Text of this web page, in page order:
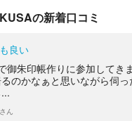
の新着口コミ
良い
御朱印帳作りに参加してき
のかなぁと思いながら伺
ん